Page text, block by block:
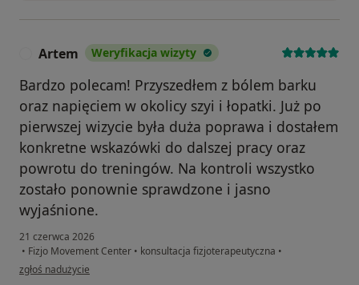
Artem Weryfikacja wizyty
Bardzo polecam! Przyszedłem z bólem barku
oraz napięciem w okolicy szyi i łopatki. Już po
pierwszej wizycie była duża poprawa i dostałem
konkretne wskazówki do dalszej pracy oraz
powrotu do treningów. Na kontroli wszystko
zostało ponownie sprawdzone i jasno
wyjaśnione.
21 czerwca 2026
• Fizjo Movement Center • konsultacja fizjoterapeutyczna •
w opinii użytkownika Artem
zgłoś nadużycie